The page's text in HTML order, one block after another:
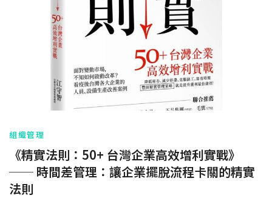
組織管理
《精實法則：50+ 台灣企業高效增利實戰》
── 時間差管理：讓企業擺脫流程卡關的精實
法則